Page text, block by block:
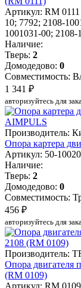
Артикул: RM 0111
10; 7792; 2108-
1001031-00; 2108-
Наличие:
Тверь: 2
Домодедово: 0
Совместимость:
1 341 ₽
авторизуйтесь для
Производитель:
Опора картера
Артикул: 50-
Наличие:
Тверь: 2
Домодедово: 0
Совместимость:
456 ₽
авторизуйтесь для
Производитель:
Опора двигателя
(RM 0109)
Артикул: RM 0109